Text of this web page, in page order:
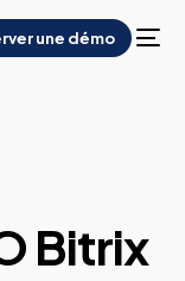
une démo
Bitrix